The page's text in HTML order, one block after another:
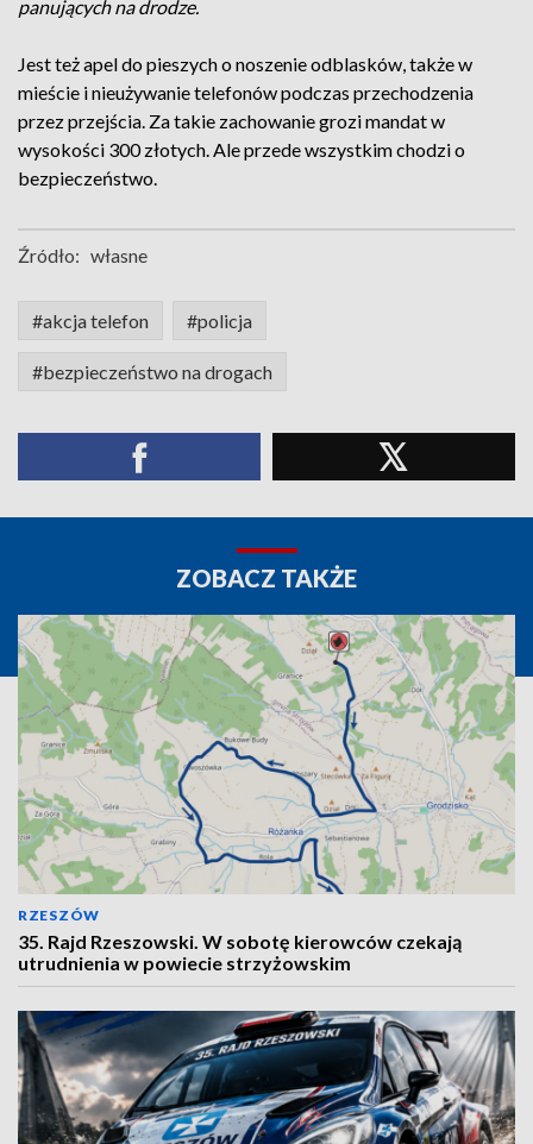
panujących na drodze.
Jest też apel do pieszych o noszenie odblasków, także w
mieście i nieużywanie telefonów podczas przechodzenia
przez przejścia. Za takie zachowanie grozi mandat w
wysokości 300 złotych. Ale przede wszystkim chodzi o
bezpieczeństwo.
Źródło: własne
#akcja telefon #policja
#bezpieczeństwo na drogach
ZOBACZ TAKŻE
RZESZÓW
35. Rajd Rzeszowski. W sobotę kierowców czekają
utrudnienia w powiecie strzyżowskim